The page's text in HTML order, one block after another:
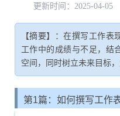
更新时间：2025-04-05
【摘要】：在撰写工作
工作中的成绩与不足，结
空间，同时树立未来目标
第1篇：如何撰写工作